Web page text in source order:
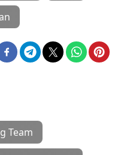
Team